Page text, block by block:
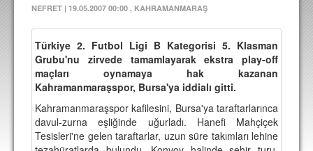
A TAKIM KADROSU
TEKNİK KADRO
TRANSFERLER
BİLETLER
NEFRET | 19.05.2007 00:00 , KAHRAMANMARAŞ
Türkiye 2. Futbol Ligi B Kategorisi 5. Klasman
Grubu'nu zirvede tamamlayarak ekstra play-off
maçları oynamaya hak kazanan
Kahramanmaraşspor, Bursa'ya iddialı gitti.
Kahramanmaraşspor kafilesini, Bursa'ya taraftarlarınca
davul-zurna eşliğinde uğurladı. Hanefi Mahçiçek
Tesisleri'ne gelen taraftarlar, uzun süre takımları lehine